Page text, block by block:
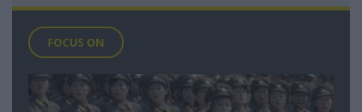
FOCUS ON